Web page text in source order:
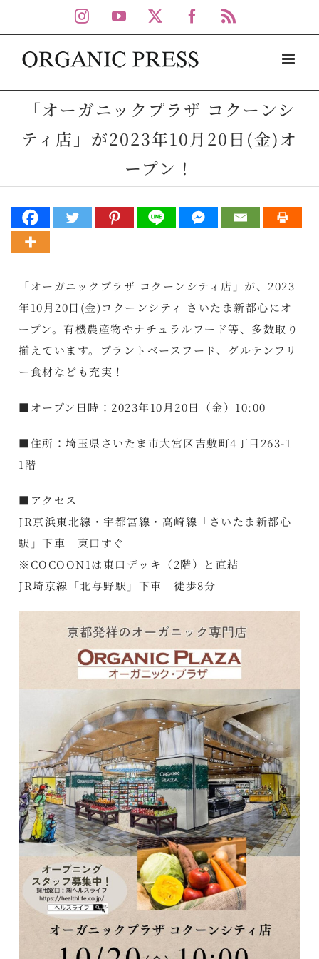
to
content
Instagram
YouTube Facebook
「オーガニックプラザ コクーンシ
ティ店」が2023年10月20日(金)オ
ープン！
「オーガニックプラザ コクーンシティ店」が、2023
年10月20日(金)コクーンシティ さいたま新都心にオ
ープン。有機農産物やナチュラルフード等、多数取り
揃えています。プラントベースフード、グルテンフリ
ー食材なども充実！
■オープン日時：2023年10月20日（金）10:00
■住所：埼玉県さいたま市大宮区吉敷町4丁目263-1
1階
■アクセス
JR京浜東北線・宇都宮線・高崎線「さいたま新都心
駅」下車 東口すぐ
※COCOON1は東口デッキ（2階）と直結
JR埼京線「北与野駅」下車 徒歩8分